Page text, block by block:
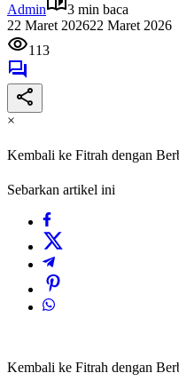
Admin
3 min baca
22 Maret 202622 Maret 2026
113
×
Kembali ke Fitrah dengan
Sebarkan artikel ini
Kembali ke Fitrah dengan